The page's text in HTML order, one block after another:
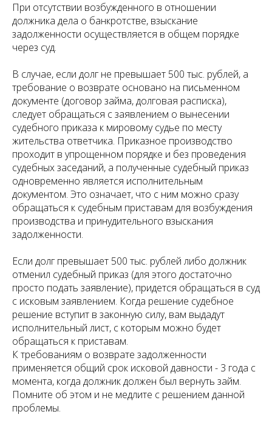
При отсутствии возбужденного в отношении
должника дела о банкротстве, взыскание
задолженности осуществляется в общем порядке
через суд.
В случае, если долг не превышает 500 тыс. рублей, а
требование о возврате основано на письменном
документе (договор займа, долговая расписка),
следует обращаться с заявлением о вынесении
судебного приказа к мировому судье по месту
жительства ответчика. Приказное производство
проходит в упрощенном порядке и без проведения
судебных заседаний, а полученные судебный приказ
одновременно является исполнительным
документом. Это означает, что с ним можно сразу
обращаться к судебным приставам для возбуждения
производства и принудительного взыскания
задолженности.
Если долг превышает 500 тыс. рублей либо должник
отменил судебный приказ (для этого достаточно
просто подать заявление), придется обращаться в суд
с исковым заявлением. Когда решение судебное
решение вступит в законную силу, вам выдадут
исполнительный лист, с которым можно будет
обращаться к приставам.
К требованиям о возврате задолженности
применяется общий срок исковой давности - 3 года с
момента, когда должник должен был вернуть займ.
Помните об этом и не медлите с решением данной
проблемы.